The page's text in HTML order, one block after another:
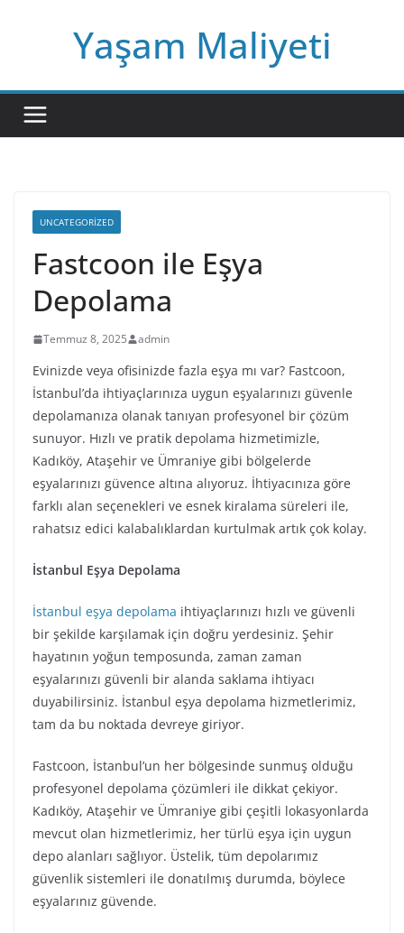
Yaşam Maliyeti
UNCATEGORIZED
Fastcoon ile Eşya
Depolama
Temmuz 8, 2025 admin
Evinizde veya ofisinizde fazla eşya mı var? Fastcoon,
İstanbul’da ihtiyaçlarınıza uygun eşyalarınızı güvenle
depolamanıza olanak tanıyan profesyonel bir çözüm
sunuyor. Hızlı ve pratik depolama hizmetimizle,
Kadıköy, Ataşehir ve Ümraniye gibi bölgelerde
eşyalarınızı güvence altına alıyoruz. İhtiyacınıza göre
farklı alan seçenekleri ve esnek kiralama süreleri ile,
rahatsız edici kalabalıklardan kurtulmak artık çok kolay.
İstanbul Eşya Depolama
İstanbul eşya depolama ihtiyaçlarınızı hızlı ve güvenli
bir şekilde karşılamak için doğru yerdesiniz. Şehir
hayatının yoğun temposunda, zaman zaman
eşyalarınızı güvenli bir alanda saklama ihtiyacı
duyabilirsiniz. İstanbul eşya depolama hizmetlerimiz,
tam da bu noktada devreye giriyor.
Fastcoon, İstanbul’un her bölgesinde sunmuş olduğu
profesyonel depolama çözümleri ile dikkat çekiyor.
Kadıköy, Ataşehir ve Ümraniye gibi çeşitli lokasyonlarda
mevcut olan hizmetlerimiz, her türlü eşya için uygun
depo alanları sağlıyor. Üstelik, tüm depolarımız
güvenlik sistemleri ile donatılmış durumda, böylece
eşyalarınız güvende.